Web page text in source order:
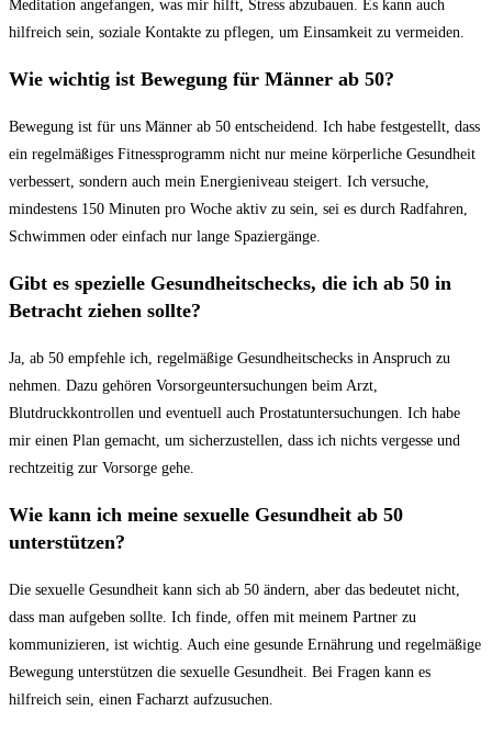
⁢Meditation angefangen, was mir hilft, Stress abzubauen. Es ​kann auch
hilfreich sein, ​soziale Kontakte zu pflegen, um Einsamkeit zu vermeiden.
Wie ⁣wichtig ist Bewegung für Männer ab 50?
Bewegung ist für uns ⁤Männer ab 50 entscheidend. Ich habe festgestellt, dass​
ein regelmäßiges‌ Fitnessprogramm nicht nur meine körperliche Gesundheit
verbessert, sondern auch mein Energieniveau steigert.‍ Ich versuche,
mindestens ⁢150 Minuten pro Woche⁢ aktiv zu sein, sei es durch Radfahren,
Schwimmen oder einfach nur ⁣lange Spaziergänge.
Gibt es spezielle Gesundheitschecks, die ich ab 50 in
Betracht ziehen ‍sollte?
Ja,⁤ ab 50 empfehle ich,‌ regelmäßige Gesundheitschecks in⁣ Anspruch zu
nehmen. Dazu gehören Vorsorgeuntersuchungen beim Arzt,
Blutdruckkontrollen und ⁣eventuell auch Prostatuntersuchungen. Ich habe
mir einen Plan gemacht, um sicherzustellen, dass ich nichts vergesse und
rechtzeitig zur Vorsorge gehe.
Wie ⁣kann ich meine sexuelle Gesundheit ab 50
unterstützen?
Die ⁣sexuelle Gesundheit kann sich ab 50 ändern, aber das bedeutet nicht,
dass man aufgeben sollte. Ich finde, offen mit meinem Partner zu
kommunizieren, ist wichtig. Auch eine gesunde Ernährung und regelmäßige
Bewegung unterstützen die sexuelle Gesundheit. Bei Fragen kann es
hilfreich sein, einen Facharzt aufzusuchen.